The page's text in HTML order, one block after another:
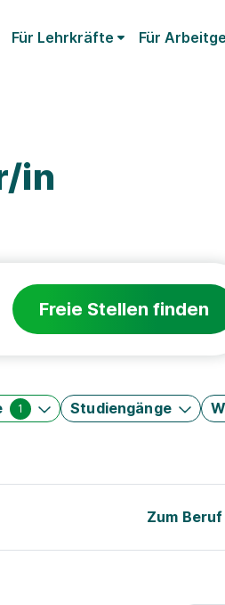
Für Lehrkräfte Für
in
Freie Stellen finden
1 Studiengänge
Zum Beruf